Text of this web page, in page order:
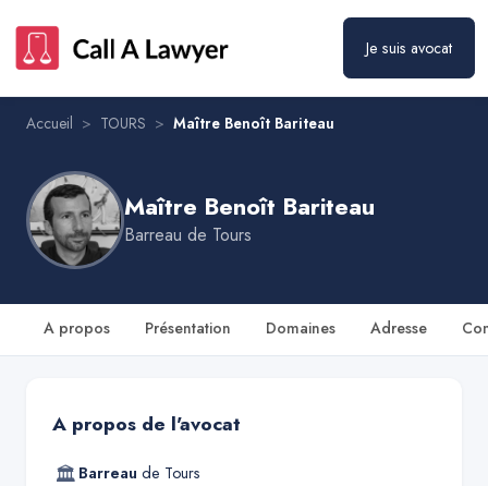
Je suis avocat
Accueil > TOURS > Maître Benoît Bariteau
Maître Benoît Bariteau
Barreau de Tours
A propos Présentation Domaines Adresse
A propos de l'avocat
🏛 Barreau de Tours